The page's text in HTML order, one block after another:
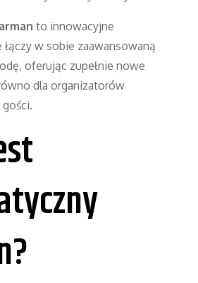
to innowacyjne
w sobie zaawansowaną
oferując zupełnie nowe
dla organizatorów